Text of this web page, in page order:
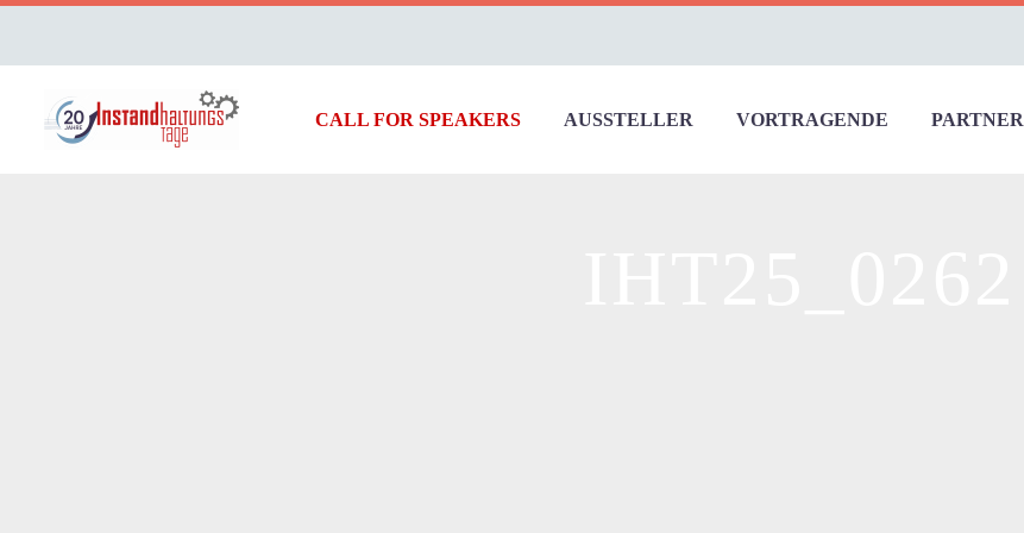
CALL FOR SPEAKERS AUSSTELLER VORTRAGENDE PARTNER